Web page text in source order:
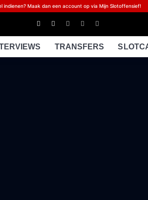
indienen? Maak dan een account op via Mijn Slotoffensief!
TRANSFERS